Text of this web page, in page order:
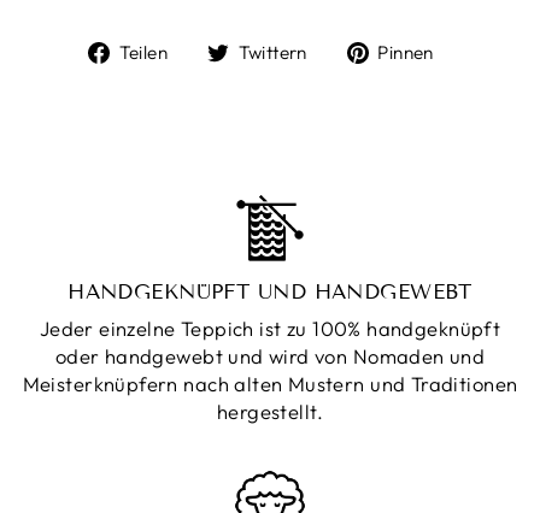
Teilen
Auf
Twittern
Auf
Pinnen
HANDGEKNÜPFT UND HANDGEWEBT
Jeder einzelne Teppich ist zu 100% handgeknüpft
oder handgewebt und wird von Nomaden und
Meisterknüpfern nach alten Mustern und Traditionen
hergestellt.